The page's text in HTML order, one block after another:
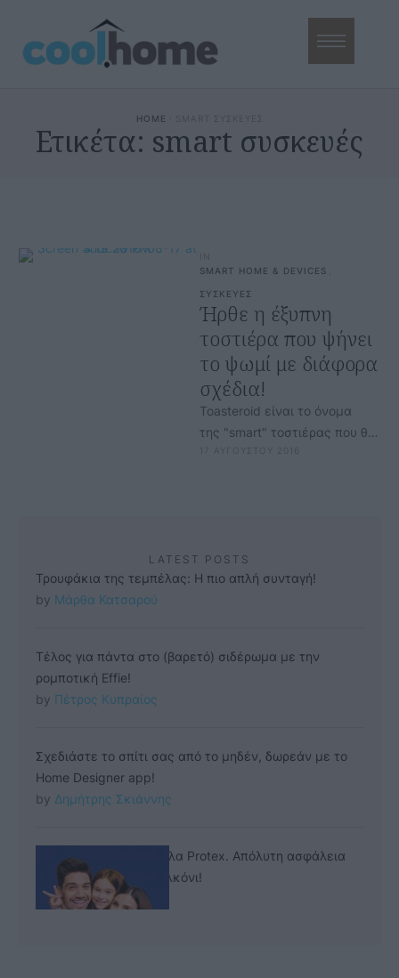
HOME · SMART ΣΥΣΚΕΥΕΣ
Ετικέτα: smart συσκευές
IN
SMART HOME & DEVICES
ΣΥΣΚΕΥΕΣ
Ήρθε η έξυπνη
τοστιέρα που ψήνει
το ψωμί με διάφορα
σχέδια!
Toasteroid είναι το όνομα
της "smart" τοστιέρας που θα
σας επιτρέψει να γίνετε λίγο
17 ΑΥΓΟΥΣΤΟΥ 2016
LATEST POSTS
Τρουφάκια της τεμπέλας: Η πιο απλή συνταγή!
by Μάρθα Κατσαρού
Τέλος για πάντα στο (βαρετό) σιδέρωμα με την
ρομποτική Effie!
by Πέτρος Κυπραίος
Σχεδιάστε το σπίτι σας από το μηδέν, δωρεάν με το
Home Designer app!
by Δημήτρης Σκιάννης
Προστατευτικά κάγκελα Protex. Απόλυτη ασφάλεια
για τα παιδιά στο μπαλκόνι!
by Πέτρος Κυπραίος